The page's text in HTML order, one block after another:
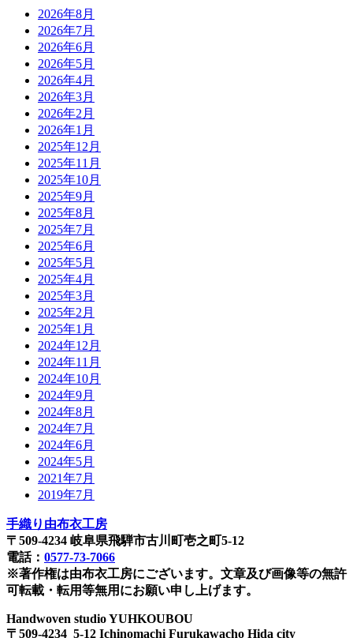
2026年8月
2026年7月
2026年6月
2026年5月
2026年4月
2026年3月
2026年2月
2026年1月
2025年12月
2025年11月
2025年10月
2025年9月
2025年8月
2025年7月
2025年6月
2025年5月
2025年4月
2025年3月
2025年2月
2025年1月
2024年12月
2024年11月
2024年10月
2024年9月
2024年8月
2024年7月
2024年6月
2024年5月
2021年7月
2019年7月
手織り由布衣工房
〒509-4234 岐阜県飛騨市古川町壱之町5-12
電話： 0577-73-7066
※著作権は由布衣工房にございます。文章及び画像等の無許
可転載・転用等無用にお願い申し上げます。
Handwoven studio YUHKOUBOU
〒509-4234 5-12 Ichinomachi Furukawacho Hida city